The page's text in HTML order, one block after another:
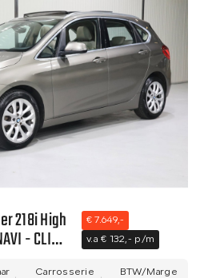
218i High
- CLIMA
€ 7.649,-
v.a € 132,- p/m
Carrosserie BTW/Marge